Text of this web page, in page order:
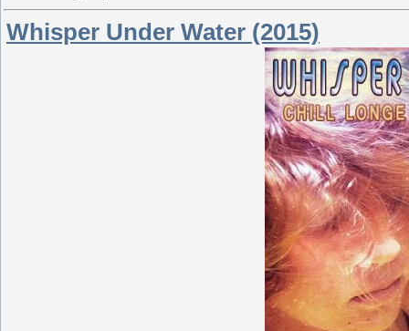
Whisper Under Water (2015)